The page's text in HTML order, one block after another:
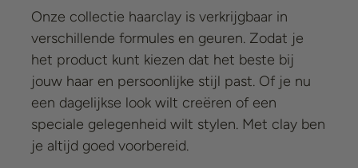
Onze collectie haarclay is verkrijgbaar in
verschillende formules en geuren. Zodat je
het product kunt kiezen dat het beste bij
jouw haar en persoonlijke stijl past. Of je nu
een dagelijkse look wilt creëren of een
speciale gelegenheid wilt stylen. Met clay ben
je altijd goed voorbereid.